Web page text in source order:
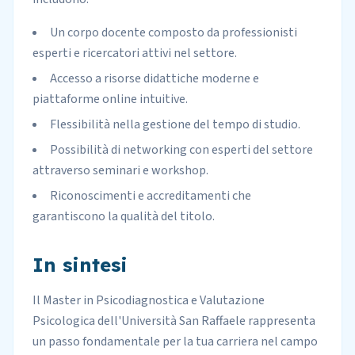
Un corpo docente composto da professionisti
esperti e ricercatori attivi nel settore.
Accesso a risorse didattiche moderne e
piattaforme online intuitive.
Flessibilità nella gestione del tempo di studio.
Possibilità di networking con esperti del settore
attraverso seminari e workshop.
Riconoscimenti e accreditamenti che
garantiscono la qualità del titolo.
In sintesi
Il Master in Psicodiagnostica e Valutazione
Psicologica dell'Università San Raffaele rappresenta
un passo fondamentale per la tua carriera nel campo